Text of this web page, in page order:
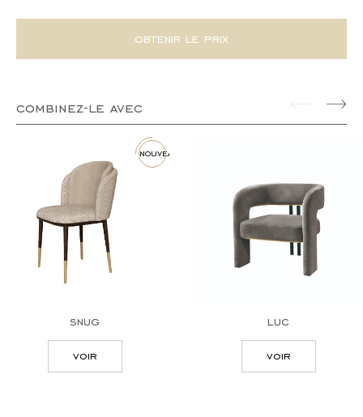
obtenir le prix
combinez-le avec
nouveau
snug
voir
luc
voir